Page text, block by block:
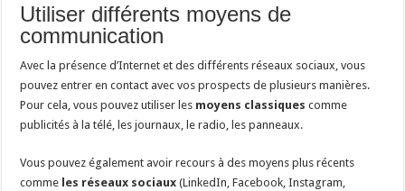
Utiliser différents moyens de
communication
Avec la présence d’Internet et des différents réseaux sociaux, vous
pouvez entrer en contact avec vos prospects de plusieurs manières.
Pour cela, vous pouvez utiliser les moyens classiques comme
publicités à la télé, les journaux, le radio, les panneaux.
Vous pouvez également avoir recours à des moyens plus récents
comme les réseaux sociaux (LinkedIn, Facebook, Instagram,